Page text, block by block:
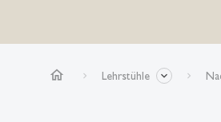
home Lehrstühle